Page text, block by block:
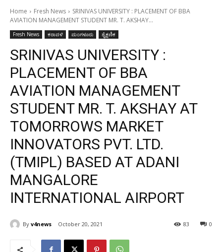
Home Fresh News
SRINIVAS UNIVERSITY : PLACEMENT OF BBA
AVIATION MANAGEMENT STUDENT MR. T. AKSHAY...
Fresh News ಕರಾವಳಿ ಮಂಗಳೂರು ಶೈಕ್ಷಣಿಕ
SRINIVAS UNIVERSITY :
PLACEMENT OF BBA
AVIATION MANAGEMENT
STUDENT MR. T. AKSHAY AT
TOMORROWS MARKET
INNOVATORS PVT. LTD.
(TMIPL) BASED AT ADANI
MANGALORE
INTERNATIONAL AIRPORT
By v4news October 20, 2021 0
83